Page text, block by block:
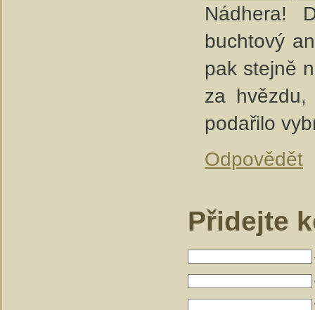
Nádhera!
buchtový
pak stejně
za
podařilo
Odpovědět
Přidejte